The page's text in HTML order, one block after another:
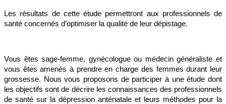
Les résultats de cette étude permettront aux professionnels de
santé concernés d’optimiser la qualité de leur dépistage.
Vous êtes sage-femme, gynécologue ou médecin généraliste et
vous êtes amenés à prendre en charge des femmes durant leur
grossesse. Nous vous proposons de participer à une étude dont
les objectifs sont de décrire les connaissances des professionnels
de santé sur la dépression anténatale et leurs méthodes pour la